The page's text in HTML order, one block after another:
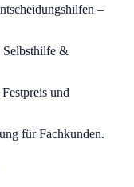
–
Selbsthilfe &
und
für Fachkunden.